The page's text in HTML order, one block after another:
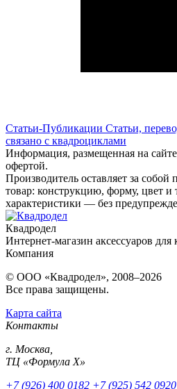
Статьи-Публикации Статьи,
связано с квадроциклами
Информация, размещенная на
офертой.
Производитель оставляет за собой
товар: конструкцию, форму, цвет и
характеристики — без
Квадродел
Интернет-магазин аксессуаров для
Компания
© ООО «Квадродел», 2008–2026
Все права защищены.
Карта сайта
Контакты
г. Москва,
ТЦ «Формула Х»
+7 (926) 400 0182 +7 (925) 542 0920